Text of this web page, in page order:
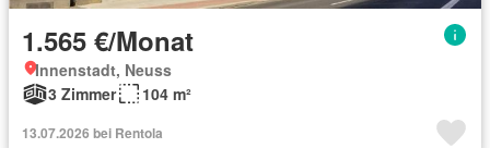
1.565 €/Monat
Innenstadt, Neuss
3 Zimmer
104 m²
13.07.2026 bei Rentola